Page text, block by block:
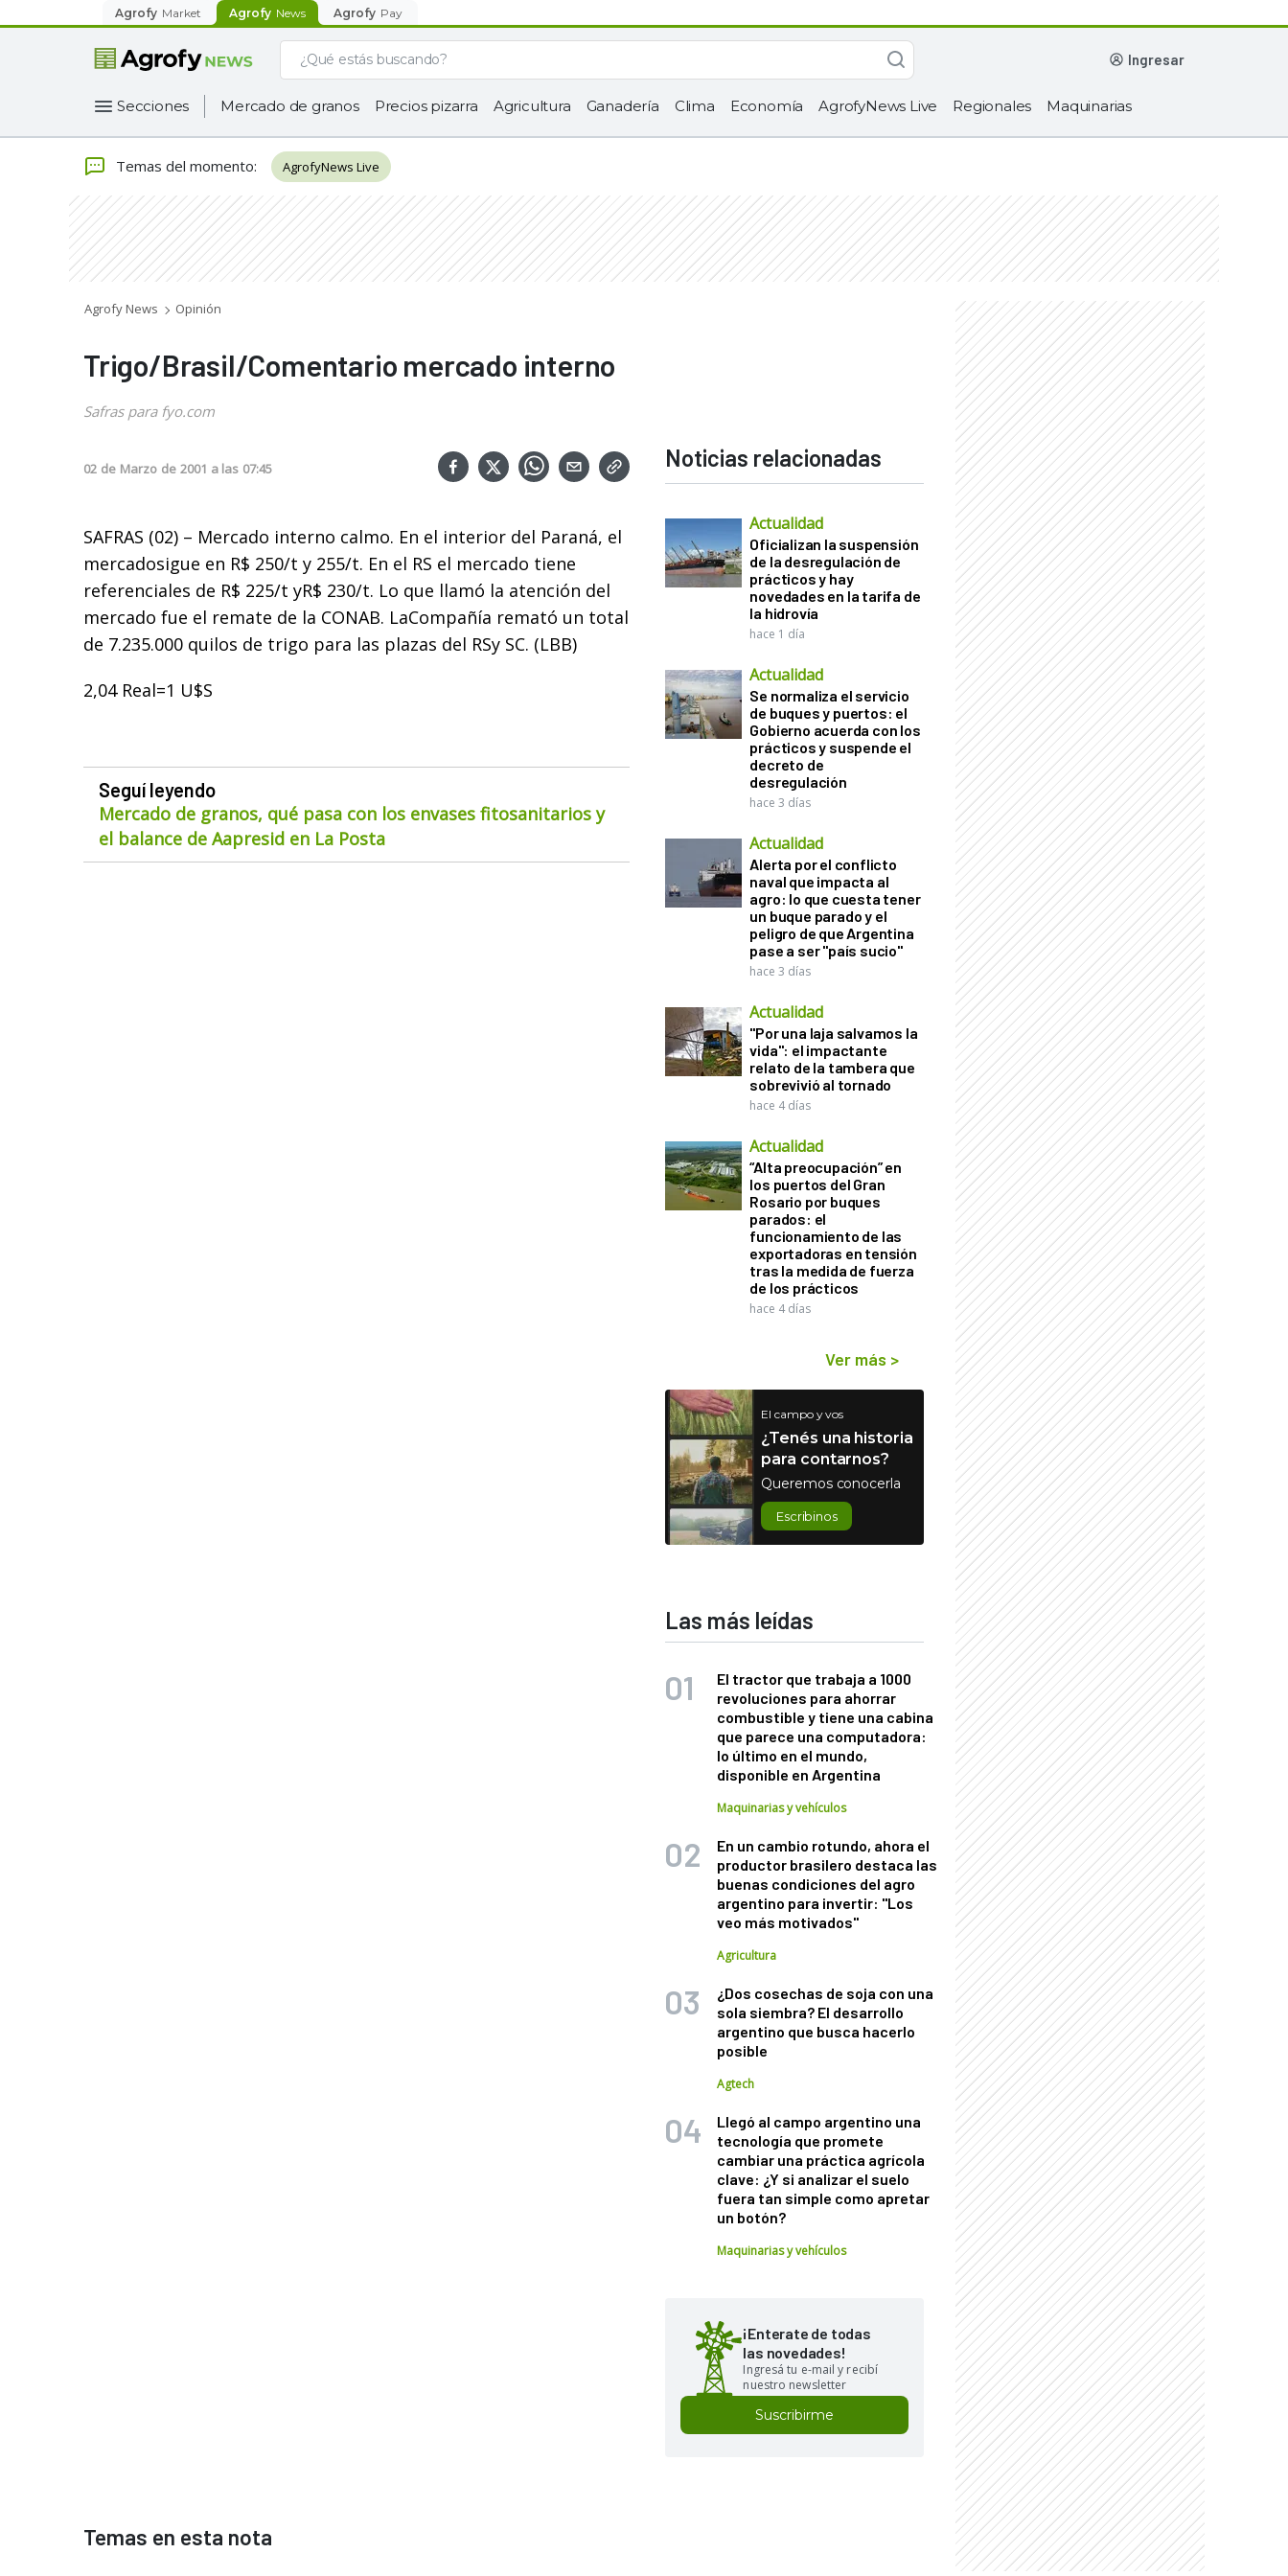
Agrofy Market Agrofy News Agrofy Pay
ingresar
Secciones Mercado de granos Precios pizarra Agricultura Ganadería Clima Economía AgrofyNews Live Regionales Maquinarias
Temas del momento: AgrofyNews Live
Agrofy News Opinión
Trigo/Brasil/Comentario mercado interno
Safras para fyo.com
02 de Marzo de 2001 a las 07:45
SAFRAS (02) – Mercado interno calmo. En el interior del Paraná, el
mercadosigue en R$ 250/t y 255/t. En el RS el mercado tiene
referenciales de R$ 225/t yR$ 230/t. Lo que llamó la atención del
mercado fue el remate de la CONAB. LaCompañía remató un total
de 7.235.000 quilos de trigo para las plazas del RSy SC. (LBB)
2,04 Real=1 U$S
Seguí leyendo
Mercado de granos, qué pasa con los envases fitosanitarios y
el balance de Aapresid en La Posta
Noticias relacionadas
Actualidad
Oficializan la suspensión
de la desregulación de
prácticos y hay
novedades en la tarifa de
la hidrovía
hace 1 día
Actualidad
Se normaliza el servicio
de buques y puertos: el
Gobierno acuerda con los
prácticos y suspende el
decreto de
desregulación
hace 3 días
Actualidad
Alerta por el conflicto
naval que impacta al
agro: lo que cuesta tener
un buque parado y el
peligro de que Argentina
pase a ser "país sucio"
hace 3 días
Actualidad
"Por una laja salvamos la
vida": el impactante
relato de la tambera que
sobrevivió al tornado
hace 4 días
Actualidad
“Alta preocupación” en
los puertos del Gran
Rosario por buques
parados: el
funcionamiento de las
exportadoras en tensión
tras la medida de fuerza
de los prácticos
hace 4 días
Ver más >
El campo y vos
¿Tenés una historia
para contarnos?
Queremos conocerla
Escribinos
Las más leídas
El tractor que trabaja a 1000
revoluciones para ahorrar
combustible y tiene una cabina
que parece una computadora:
lo último en el mundo,
disponible en Argentina
Maquinarias y vehículos
En un cambio rotundo, ahora el
productor brasilero destaca las
buenas condiciones del agro
argentino para invertir: "Los
veo más motivados"
Agricultura
¿Dos cosechas de soja con una
sola siembra? El desarrollo
argentino que busca hacerlo
posible
Agtech
Llegó al campo argentino una
tecnología que promete
cambiar una práctica agrícola
clave: ¿Y si analizar el suelo
fuera tan simple como apretar
un botón?
Maquinarias y vehículos
¡Enterate de todas
las novedades!
Ingresá tu e-mail y recibí
nuestro newsletter
Suscribirme
Temas en esta nota